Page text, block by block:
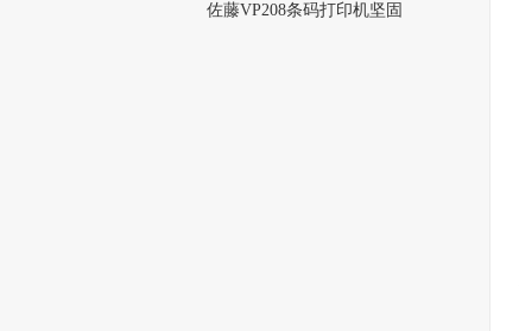
佐藤VP208条码打印机坚固